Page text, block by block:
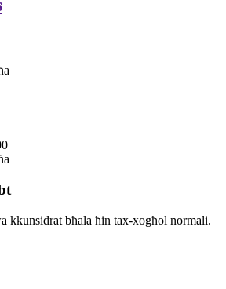
kkunsidrat bħala ħin tax-xogħol normali.